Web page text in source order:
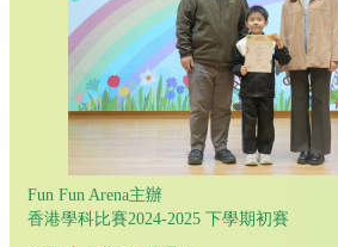
Fun Fun Arena主辦
香港學科比賽2024-2025 下學期初賽